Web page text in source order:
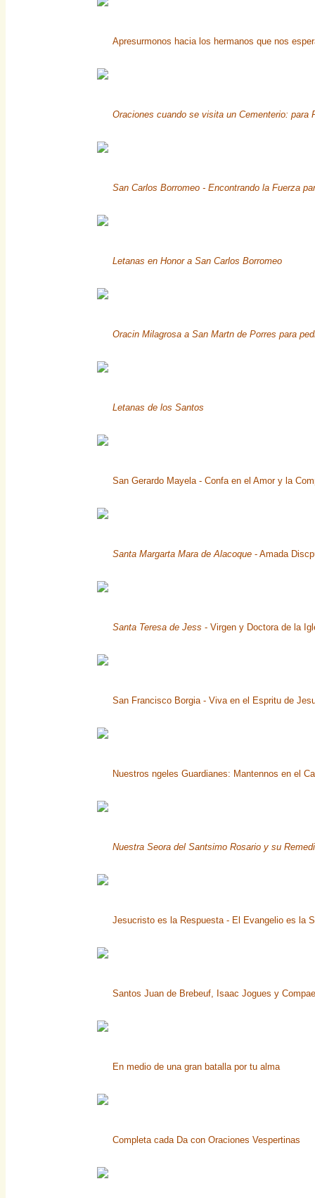
Apresurmonos hacia los hermanos que nos
Oraciones cuando se visita un Cementerio:
San Carlos Borromeo - Encontrando la Fuerza
Letanas en Honor a San Carlos Borromeo
Oracin Milagrosa a San Martn de Porres para
Letanas de los Santos
San Gerardo Mayela - Confa en el Amor y la
Santa Margarta Mara de Alacoque - Amada
Santa Teresa de Jess - Virgen y Doctora de la
San Francisco Borgia - Viva en el Espritu de
Nuestros ngeles Guardianes: Mantennos en el
Nuestra Seora del Santsimo Rosario y su
Jesucristo es la Respuesta - El Evangelio es la
Santos Juan de Brebeuf, Isaac Jogues y
En medio de una gran batalla por tu alma
Completa cada Da con Oraciones Vespertinas